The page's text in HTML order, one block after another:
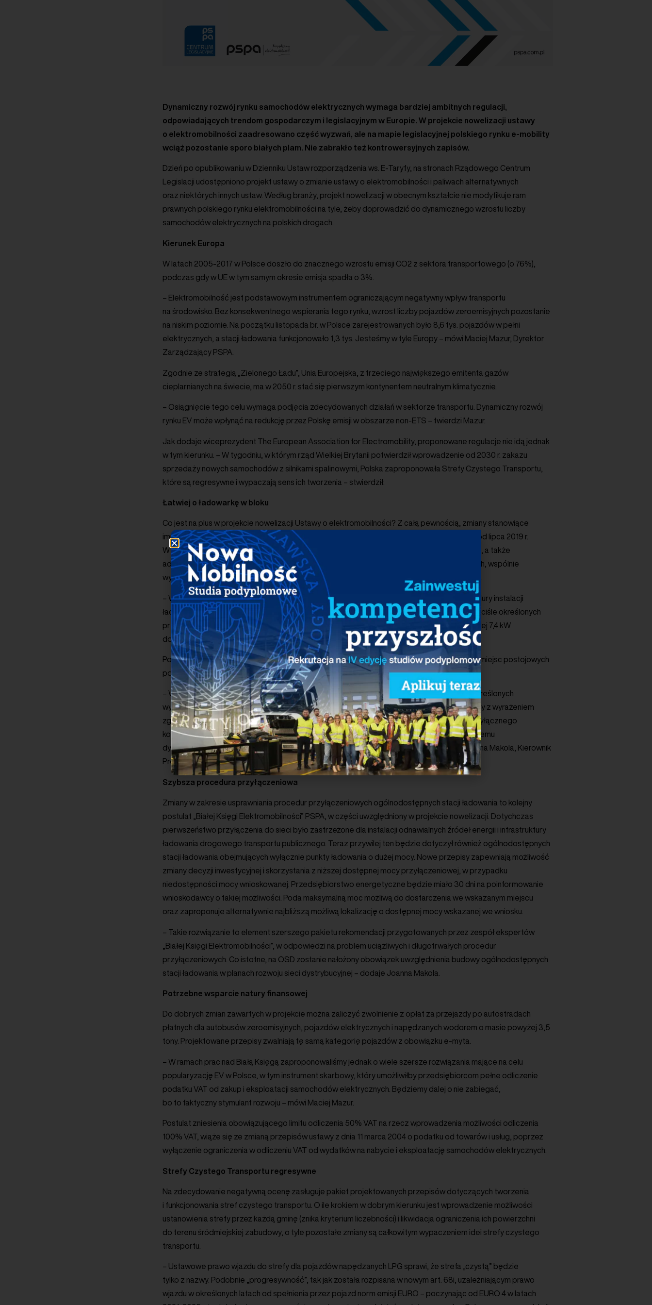
Dynamiczny rozwój rynku samochodów elektrycznych wymaga bardziej ambitnych regulacji,
odpowiadających trendom gospodarczym i legislacyjnym w Europie. W projekcie nowelizacji ustawy
o elektromobilności zaadresowano część wyzwań, ale na mapie legislacyjnej polskiego rynku e-mobility
wciąż pozostanie sporo białych plam. Nie zabrakło też kontrowersyjnych zapisów.
Dzień po opublikowaniu w Dzienniku Ustaw rozporządzenia ws. E-Taryfy, na stronach Rządowego Centrum
Legislacji udostępniono projekt ustawy o zmianie ustawy o elektromobilności i paliwach alternatywnych
oraz niektórych innych ustaw. Według branży, projekt nowelizacji w obecnym kształcie nie modyfikuje ram
prawnych polskiego rynku elektromobilności na tyle, żeby doprowadzić do dynamicznego wzrostu liczby
samochodów elektrycznych na polskich drogach.
Kierunek Europa
W latach 2005-2017 w Polsce doszło do znacznego wzrostu emisji CO2 z sektora transportowego (o 76%),
podczas gdy w UE w tym samym okresie emisja spadła o 3%.
– Elektromobilność jest podstawowym instrumentem ograniczającym negatywny wpływ transportu
na środowisko. Bez konsekwentnego wspierania tego rynku, wzrost liczby pojazdów zeroemisyjnych pozostanie
na niskim poziomie. Na początku listopada br. w Polsce zarejestrowanych było 8,6 tys. pojazdów w pełni
elektrycznych, a stacji ładowania funkcjonowało 1,3 tys. Jesteśmy w tyle Europy – mówi Maciej Mazur, Dyrektor
Zarządzający PSPA.
Zgodnie ze strategią „Zielonego Ładu”, Unia Europejska, z trzeciego największego emitenta gazów
cieplarnianych na świecie, ma w 2050 r. stać się pierwszym kontynentem neutralnym klimatycznie.
– Osiągnięcie tego celu wymaga podjęcia zdecydowanych działań w sektorze transportu. Dynamiczny rozwój
rynku EV może wpłynąć na redukcję przez Polskę emisji w obszarze non-ETS – twierdzi Mazur.
Jak dodaje wiceprezydent The European Association for Electromobility, proponowane regulacje nie idą jednak
w tym kierunku. – W tygodniu, w którym rząd Wielkiej Brytanii potwierdził wprowadzenie od 2030 r. zakazu
sprzedaży nowych samochodów z silnikami spalinowymi, Polska zaproponowała Strefy Czystego Transportu,
które są regresywne i wypaczają sens ich tworzenia – stwierdził.
Łatwiej o ładowarkę w bloku
Co jest na plus w projekcie nowelizacji Ustawy o elektromobilności? Z całą pewnością, zmiany stanowiące
implementację postulatów „Białej Księgi Elektromobilności”, projektu PSPA, realizowanego od lipca 2019 r.
W jego ramach, ponad 150 podmiotów aktywnych w obszarze zrównoważonego transportu, a także
administracja rządowa, lokalna, organizacje branżowe i użytkownicy pojazdów elektrycznych, wspólnie
wypracowały postulaty, których wdrożenie ma gwarantować rozwój rynku elektromobilności.
– W tym zakresie najważniejsze wydaje się wprowadzenie w nowelizacji przejrzystej procedury instalacji
ładowarki w dużych wspólnotach mieszkaniowych, z możliwością odmowy ograniczoną do ściśle określonych
przypadków oraz zaliczenie zgody na instalację punktu ładowania o mocy mniejszej lub równej 7,4 kW
do czynności zwykłego zarządu – mówi Maciej Mazur.
Po stronie zarządcy pojawi się obowiązek oceny instalacji elektrycznej w obrębie budynku i miejsc postojowych
pod względem możliwości podłączenia punktu ładowania.
– Wniosek o instalację nie będzie mógł być odrzucony bezpodstawnie, a jedynie w ściśle określonych
wypadkach. Brak odpowiedzi na wniosek w terminie 60 dni od złożenia będzie równoznaczny z wyrażeniem
zgody na instalację punktu ładowania. Jeżeli stanowisko postojowe, do którego prawo do wyłącznego
korzystania posiada wnioskodawca, zostało wyposażone w punkt ładowania, operator systemu
dystrybucyjnego elektroenergetycznego zainstaluje liczniki zdalnego odczytu – mówi Joanna Makola, Kierownik
Projektu „Biała Księga Elektromobilności”.
Szybsza procedura przyłączeniowa
Zmiany w zakresie usprawniania procedur przyłączeniowych ogólnodostępnych stacji ładowania to kolejny
postulat „Białej Księgi Elektromobilności” PSPA, w części uwzględniony w projekcie nowelizacji. Dotychczas
pierwszeństwo przyłączenia do sieci było zastrzeżone dla instalacji odnawialnych źródeł energii i infrastruktury
ładowania drogowego transportu publicznego. Teraz przywilej ten będzie dotyczył również ogólnodostępnych
stacji ładowania obejmujących wyłącznie punkty ładowania o dużej mocy. Nowe przepisy zapewniają możliwość
zmiany decyzji inwestycyjnej i skorzystania z niższej dostępnej mocy przyłączeniowej, w przypadku
niedostępności mocy wnioskowanej. Przedsiębiorstwo energetyczne będzie miało 30 dni na poinformowanie
wnioskodawcy o takiej możliwości. Poda maksymalną moc możliwą do dostarczenia we wskazanym miejscu
oraz zaproponuje alternatywnie najbliższą możliwą lokalizację o dostępnej mocy wskazanej we wniosku.
– Takie rozwiązanie to element szerszego pakietu rekomendacji przygotowanych przez zespół ekspertów
„Białej Księgi Elektromobilności”, w odpowiedzi na problem uciążliwych i długotrwałych procedur
przyłączeniowych. Co istotne, na OSD zostanie nałożony obowiązek uwzględnienia budowy ogólnodostępnych
stacji ładowania w planach rozwoju sieci dystrybucyjnej – dodaje Joanna Makola.
Potrzebne wsparcie natury finansowej
Do dobrych zmian zawartych w projekcie można zaliczyć zwolnienie z opłat za przejazdy po autostradach
płatnych dla autobusów zeroemisyjnych, pojazdów elektrycznych i napędzanych wodorem o masie powyżej 3,5
tony. Projektowane przepisy zwalniają tę samą kategorię pojazdów z obowiązku e-myta.
– W ramach prac nad Białą Księgą zaproponowaliśmy jednak o wiele szersze rozwiązania mające na celu
popularyzację EV w Polsce, w tym instrument skarbowy, który umożliwiłby przedsiębiorcom pełne odliczenie
podatku VAT od zakup i eksploatacji samochodów elektrycznych. Będziemy dalej o nie zabiegać,
bo to faktyczny stymulant rozwoju – mówi Maciej Mazur.
Postulat zniesienia obowiązującego limitu odliczenia 50% VAT na rzecz wprowadzenia możliwości odliczenia
100% VAT, wiąże się ze zmianą przepisów ustawy z dnia 11 marca 2004 o podatku od towarów i usług, poprzez
wyłączenie ograniczenia w odliczeniu VAT od wydatków na nabycie i eksploatację samochodów elektrycznych.
Strefy Czystego Transportu regresywne
Na zdecydowanie negatywną ocenę zasługuje pakiet projektowanych przepisów dotyczących tworzenia
i funkcjonowania stref czystego transportu. O ile krokiem w dobrym kierunku jest wprowadzenie możliwości
ustanowienia strefy przez każdą gminę (znika kryterium liczebności) i likwidacja ograniczenia ich powierzchni
do terenu śródmiejskiej zabudowy, o tyle pozostałe zmiany są całkowitym wypaczeniem idei strefy czystego
transportu.
– Ustawowe prawo wjazdu do strefy dla pojazdów napędzanych LPG sprawi, że strefa „czystą” będzie
tylko z nazwy. Podobnie „progresywność”, tak jak została rozpisana w nowym art. 68i, uzależniającym prawo
wjazdu w określonych latach od spełnienia przez pojazd norm emisji EURO – poczynając od EURO 4 w latach